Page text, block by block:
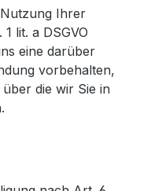
Ihrer
lit. a DSGVO
eine darüber
vorbehalten,
die wir Sie in